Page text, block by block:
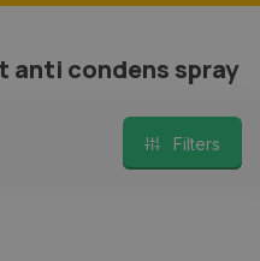
anti condens spray
Filters